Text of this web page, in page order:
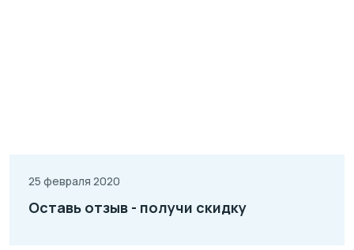
25 февраля 2020
Оставь отзыв - получи скидку